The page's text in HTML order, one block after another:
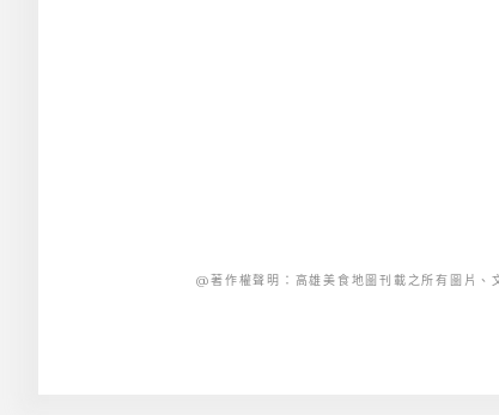
@著作權聲明：高雄美食地圖刊載之所有圖片